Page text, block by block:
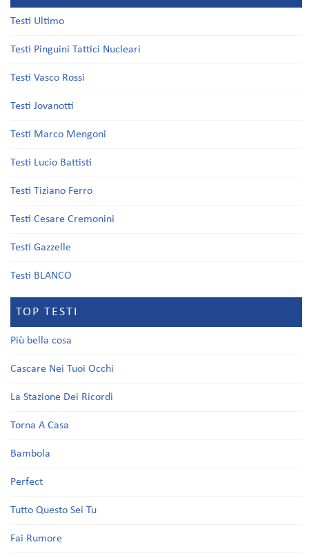
Testi Ultimo
Testi Pinguini Tattici Nucleari
Testi Vasco Rossi
Testi Jovanotti
Testi Marco Mengoni
Testi Lucio Battisti
Testi Tiziano Ferro
Testi Cesare Cremonini
Testi Gazzelle
Testi BLANCO
TOP TESTI
Più bella cosa
Cascare Nei Tuoi Occhi
La Stazione Dei Ricordi
Torna A Casa
Bambola
Perfect
Tutto Questo Sei Tu
Fai Rumore